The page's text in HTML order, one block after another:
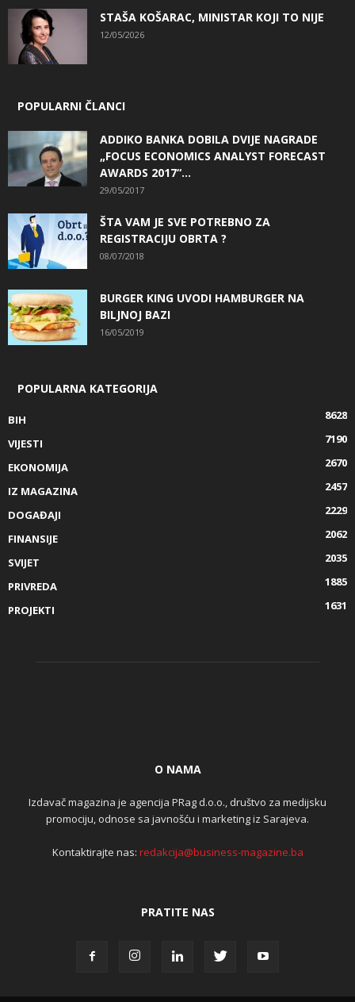
STAŠA KOŠARAC, MINISTAR KOJI TO NIJE
12/05/2026
POPULARNI ČLANCI
ADDIKO BANKA DOBILA DVIJE NAGRADE
„FOCUS ECONOMICS ANALYST FORECAST
AWARDS 2017“...
29/05/2017
ŠTA VAM JE SVE POTREBNO ZA
REGISTRACIJU OBRTA ?
08/07/2018
BURGER KING UVODI HAMBURGER NA
BILJNOJ BAZI
16/05/2019
POPULARNA KATEGORIJA
BIH
8628
VIJESTI
7190
EKONOMIJA
2670
IZ MAGAZINA
2457
DOGAĐAJI
2229
FINANSIJE
2062
SVIJET
2035
PRIVREDA
1885
PROJEKTI
1631
O NAMA
Izdavač magazina je agencija PRag d.o.o., društvo za medijsku
promociju, odnose sa javnošću i marketing iz Sarajeva.
Kontaktirajte nas: redakcija@business-magazine.ba
PRATITE NAS